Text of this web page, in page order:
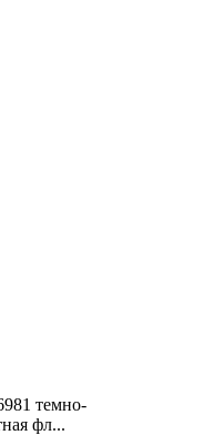
темно-
фл...